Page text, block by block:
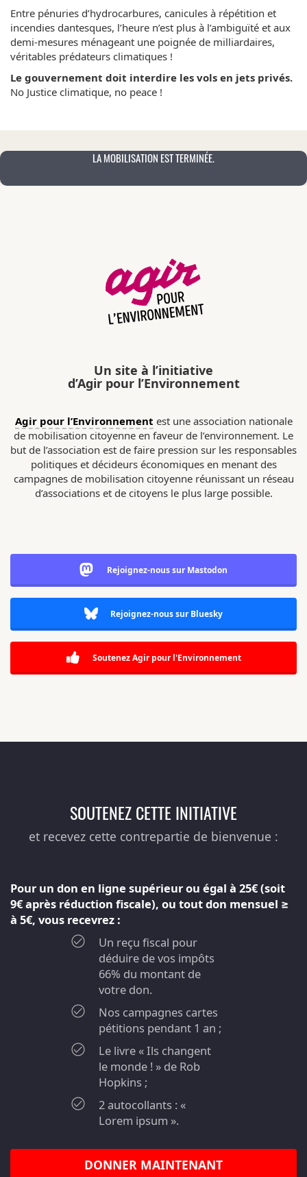
Entre pénuries d’hydrocarbures, canicules à répétition et
incendies dantesques, l’heure n’est plus à l’ambiguïté et aux
demi-mesures ménageant une poignée de milliardaires,
véritables prédateurs climatiques !
Le gouvernement doit interdire les vols en jets privés.
No Justice climatique, no peace !
LA MOBILISATION EST TERMINÉE.
Un site à l’initiative
d’Agir pour l’Environnement
Agir pour l’Environnement est une association nationale
de mobilisation citoyenne en faveur de l’environnement. Le
but de l’association est de faire pression sur les responsables
politiques et décideurs économiques en menant des
campagnes de mobilisation citoyenne réunissant un réseau
d’associations et de citoyens le plus large possible.
Rejoignez-nous sur Mastodon
Rejoignez-nous sur Bluesky
Soutenez Agir pour l'Environnement
SOUTENEZ CETTE INITIATIVE
et recevez cette contrepartie de bienvenue :
Pour un don en ligne supérieur ou égal à 25€ (soit
9€ après réduction fiscale), ou tout don mensuel ≥
à 5€, vous recevrez :
Un reçu fiscal pour
déduire de vos impôts
66% du montant de
votre don.
Nos campagnes cartes
pétitions pendant 1 an ;
Le livre « Ils changent
le monde ! » de Rob
Hopkins ;
2 autocollants : «
Lorem ipsum ».
DONNER MAINTENANT